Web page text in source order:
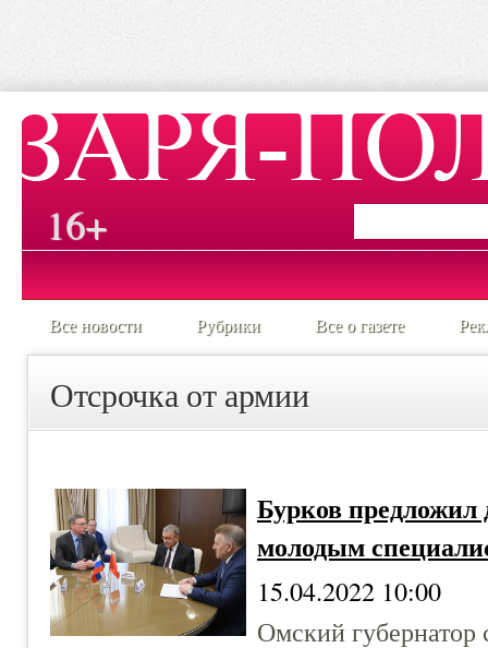
16+
Все новости Рубрики Все о газете
Отсрочка от армии
Бурков предложил
молодым
15.04.2022 10:00
Омский губернатор